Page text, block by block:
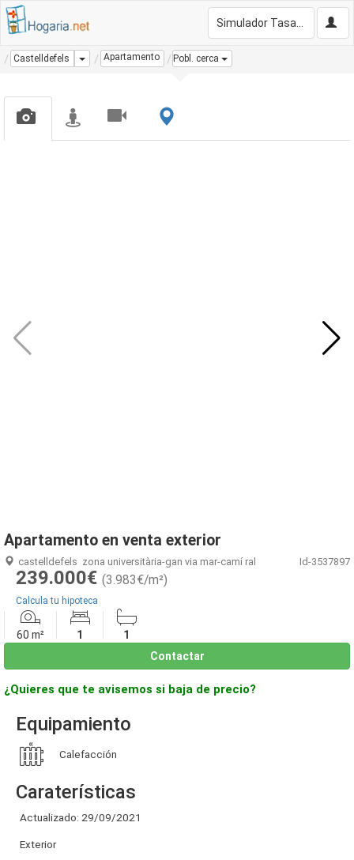
Castelldefels Dropdown
Apartamento Pobl. cerca
Apartamento en venta exterior
castelldefels zona universitària-gan via mar-camí ral Id-3537897
239.000€ (3.983€/m²)
Calcula tu hipoteca
60 m² 1
1
Contactar
¿Quieres que te avisemos si baja de precio?
Equipamiento
Calefacción
Caraterísticas
Actualizado: 29/09/2021
Exterior